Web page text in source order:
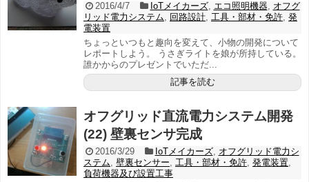
2016/4/7 IoTメイカーズ, エコ照明機器, オフグ
リッド電力システム, 回路設計, 工具・部材・免許, 発
電装置
ちょっといつもと趣向を変えて、小物の開発について
レポートしよう。 うさぎライトを娘が所持している。
誰かからのプレゼントでいただ...
記事を読む
オフグリッド直流電力システム開発
(22) 壁裏センサ完成
2016/3/29 IoTメイカーズ, オフグリッド電力シ
ステム, 壁裏センサー, 工具・部材・免許, 発電装置,
負荷機器及び設置工事